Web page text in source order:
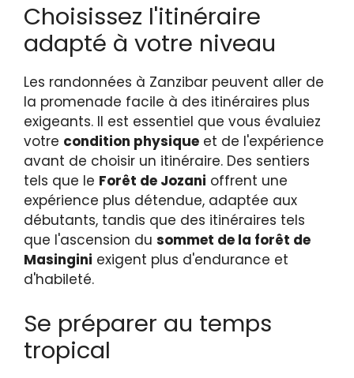
Choisissez l'itinéraire
adapté à votre niveau
Les randonnées à Zanzibar peuvent aller de
la promenade facile à des itinéraires plus
exigeants. Il est essentiel que vous évaluiez
votre condition physique et de l'expérience
avant de choisir un itinéraire. Des sentiers
tels que le Forêt de Jozani offrent une
expérience plus détendue, adaptée aux
débutants, tandis que des itinéraires tels
que l'ascension du sommet de la forêt de
Masingini exigent plus d'endurance et
d'habileté.
Se préparer au temps
tropical